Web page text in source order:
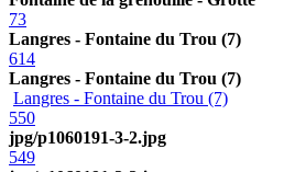
73
Langres - Fontaine du Trou (7)
614
Langres - Fontaine du Trou (7)
Langres - Fontaine du Trou (7)
550
jpg/p1060191-3-2.jpg
549